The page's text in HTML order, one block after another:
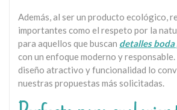
Además, al ser un producto ecológico,
importantes como el respeto por la
para aquellos que buscan detalles
con un enfoque moderno y
diseño atractivo y funcionalidad lo
nuestras propuestas más solicitadas.